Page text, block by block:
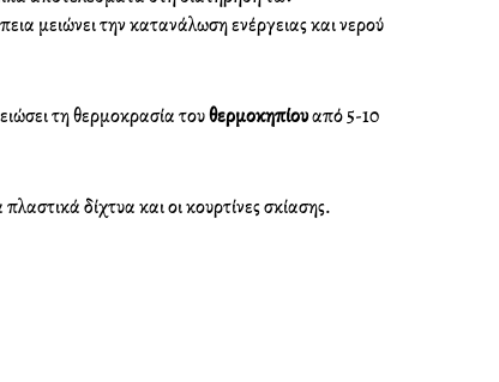
e
o
t
r
k
i
t
e
μειώνει την κατανάλωση ενέργειας και νερού
τη θερμοκρασία τουθερμοκηπίουαπό 5-10
δίχτυα και οι κουρτίνες σκίασης.